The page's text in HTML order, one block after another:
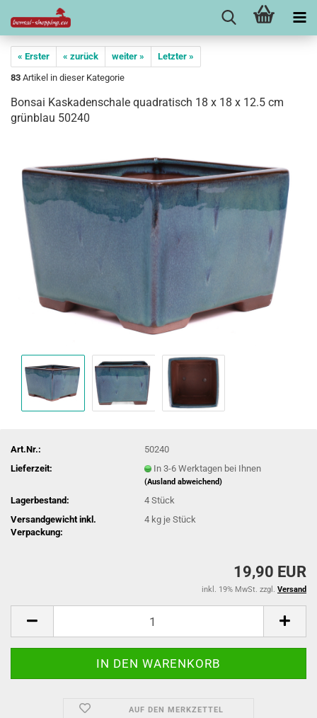
« Erster « zurück weiter »
Letzter »
83 Artikel in dieser Kategorie
Bonsai Kaskadenschale quadratisch 18 x 18 x 12.5 cm
grünblau 50240
Art.Nr.:
50240
Lieferzeit:
In 3-6 Werktagen bei Ihnen
(Ausland abweichend)
Lagerbestand: 4Stück
Versandgewicht inkl.
Verpackung:
4 kg je Stück
19,90 EUR
inkl. 19% MwSt. zzgl. Versand
AUF DEN MERKZETTEL